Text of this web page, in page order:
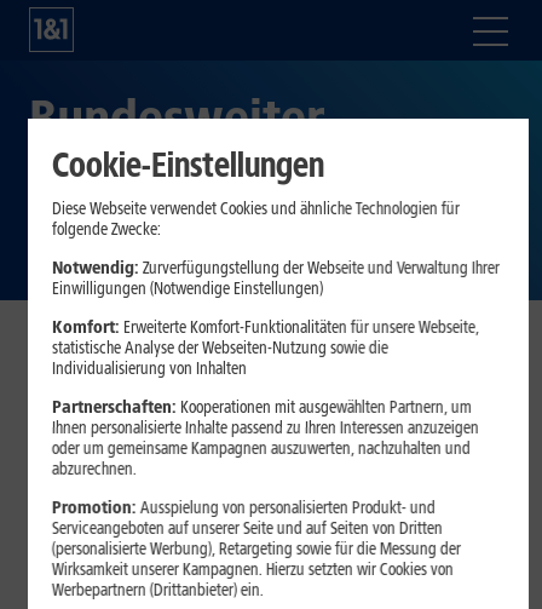
Bundesweiter
Warntag am 14.
September
Der bundesweite Warntag ist ein gemeinsamer Aktionstag
von Bund, Ländern und Kommunen. Dieser Tag dient der
Erprobung der Warnsysteme und findet dieses Jahr am 14.
September statt. Mobilfunkkunden, darunter natürlich auch
unsere 1&1 und Drillisch Online Kundinnen und Kunden,
erhalten an diesem Tag ab 11 Uhr automatisch eine
Warnmeldung auf ihr Smartphone. Außerdem können
parallel verfügbare kommunale Warnmittel, beispielsweise
Sirenen, ausgesendet werden.
Cookie-Einstellungen
Diese Webseite verwendet Cookies und ähnliche Technologien für
folgende Zwecke:
Notwendig: Zurverfügungstellung der Webseite und Verwaltung Ihrer
Einwilligungen (Notwendige Einstellungen)
Komfort: Erweiterte Komfort-Funktionalitäten für unsere Webseite,
statistische Analyse der Webseiten-Nutzung sowie die
Individualisierung von Inhalten
Partnerschaften: Kooperationen mit ausgewählten Partnern, um
Ihnen personalisierte Inhalte passend zu Ihren Interessen anzuzeigen
oder um gemeinsame Kampagnen auszuwerten, nachzuhalten und
abzurechnen.
Promotion:Ausspielung von personalisierten Produkt- und
Serviceangeboten auf unserer Seite und auf Seiten von Dritten
(personalisierte Werbung), Retargeting sowie für die Messung der
Wirksamkeit unserer Kampagnen. Hierzu setzten wir Cookies von
Werbepartnern (Drittanbieter) ein.